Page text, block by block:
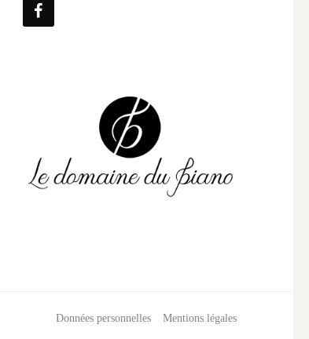
Données personnelles Mentions légales